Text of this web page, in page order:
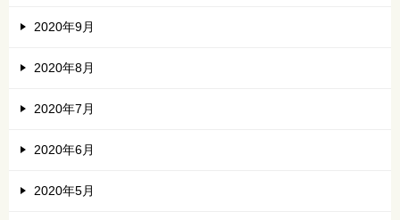
2020年9月
2020年8月
2020年7月
2020年6月
2020年5月